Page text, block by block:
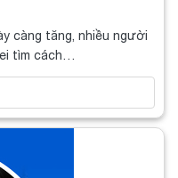
càng tăng, nhiều người
tìm cách…